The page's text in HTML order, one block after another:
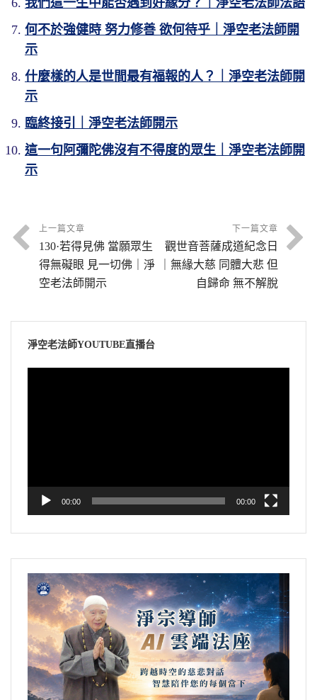
何不於強健時 努力修善 欲何待乎｜淨空老法師開
示
什麼樣的人是世間最有福報的人？｜淨空老法師開
示
臨終接引｜淨空老法師開示
這一句阿彌陀佛沒有不得度的眾生｜淨空老法師開
示
上一篇文章
130·若得見佛 當願眾生
得無礙眼 見一切佛｜淨
空老法師開示
下一篇文章
觀世音菩薩成道紀念日
｜無緣大慈 同體大悲 但
自歸命 無不解脫
淨空老法師YOUTUBE直播台
00:00 00:00